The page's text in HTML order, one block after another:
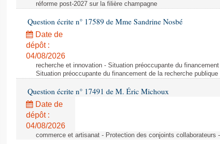
réforme post-2027 sur la filière champagne
Question écrite n° 17589 de Mme Sandrine Nosbé
Date de
dépôt :
04/08/2026
recherche et innovation - Situation préoccupante du
Situation préoccupante du financement de la recherche publique
Question écrite n° 17491 de M. Éric Michoux
Date de
dépôt :
04/08/2026
commerce et artisanat - Protection des conjoints collaborateurs